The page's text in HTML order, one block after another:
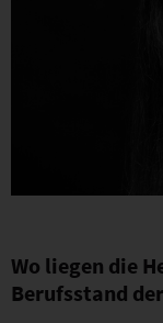
Wo liegen die
Berufsstand